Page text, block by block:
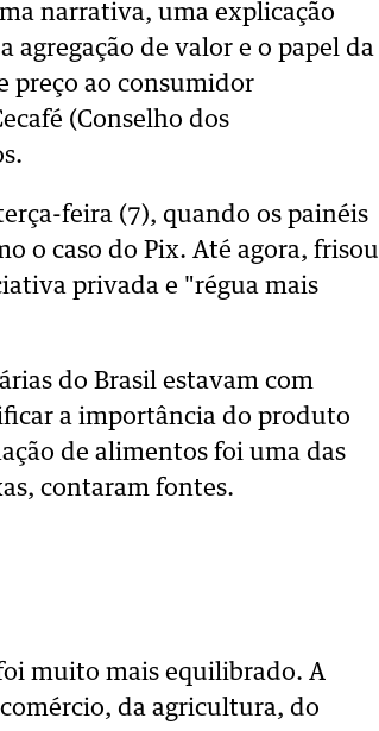
narrativa, uma explicação
de valor e o papel da
preço ao consumidor
(Conselho dos
feira (7), quando os painéis
o caso do Pix. Até agora, frisou
privada e "régua mais
do Brasil estavam com
a importância do produto
de alimentos foi uma das
contaram fontes.
muito mais equilibrado. A
da agricultura, do